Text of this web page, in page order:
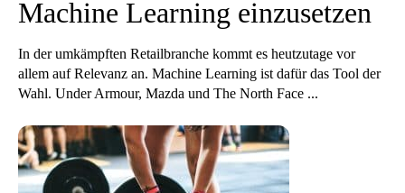
Machine Learning einzusetzen
In der umkämpften Retailbranche kommt es heutzutage vor
allem auf Relevanz an. Machine Learning ist dafür das Tool der
Wahl. Under Armour, Mazda und The North Face ...